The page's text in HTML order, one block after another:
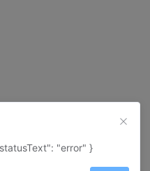
地图 "error" }